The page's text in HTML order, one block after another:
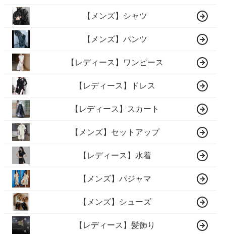
【メンズ】シャツ
【メンズ】パンツ
【レディース】ワンピース
【レディース】ドレス
【レディース】スカート
【メンズ】セットアップ
【レディース】水着
【メンズ】パジャマ
【メンズ】シューズ
【レディース】髪飾り